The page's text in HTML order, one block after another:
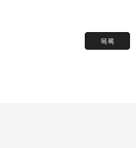
목록